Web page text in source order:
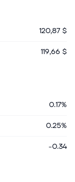
120,87 $
119,66 $
0.17%
0.25%
-0.34